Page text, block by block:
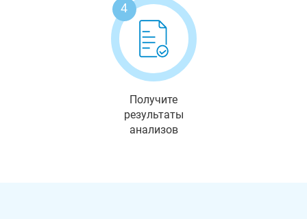
4
Получите
результаты
анализов